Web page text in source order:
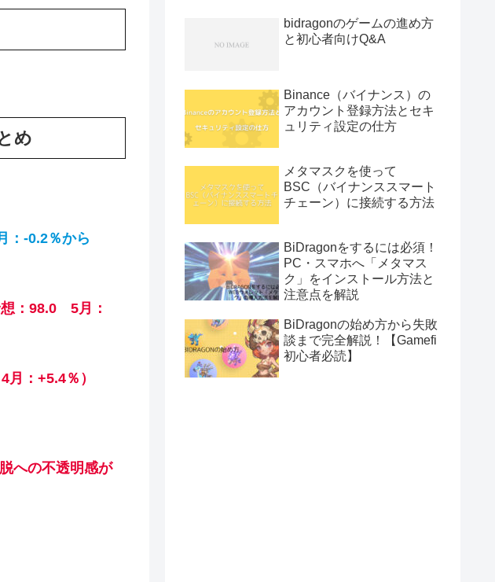
め
：-0.2％から
：98.0 5月：
：+5.4％）
への不透明感が
bidragonのゲームの進め方
と初心者向けQ&A
Binance（バイナンス）の
アカウント登録方法とセキ
ュリティ設定の仕方
メタマスクを使って
BSC（バイナンススマート
チェーン）に接続する方法
BiDragonをするには必須！
PC・スマホへ「メタマス
ク」をインストール方法と
注意点を解説
BiDragonの始め方から失敗
談まで完全解説！【Gamefi
初心者必読】